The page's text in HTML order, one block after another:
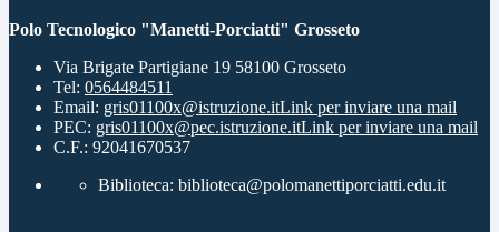
Polo Tecnologico "Manetti-Porciatti" Grosseto
Via Brigate Partigiane 19 58100 Grosseto
Tel: 0564484511
Email: gris01100x@istruzione.itLink per inviare una mail
PEC: gris01100x@pec.istruzione.itLink per inviare una mail
C.F.: 92041670537
Biblioteca: biblioteca@polomanettiporciatti.edu.it